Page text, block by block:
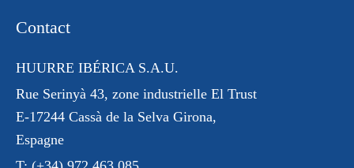
Contact
HUURRE IBÉRICA S.A.U.
Rue Serinyà 43, zone industrielle El Trust
E-17244 Cassà de la Selva Girona,
Espagne